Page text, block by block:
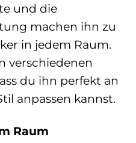
und die
machen ihn zu
in jedem Raum.
verschiedenen
du ihn perfekt an
anpassen kannst.
Raum